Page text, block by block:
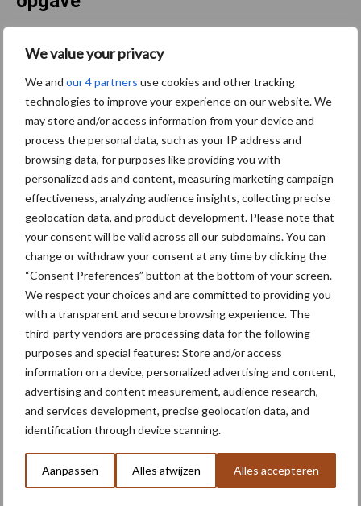
We value your privacy
We and our 4 partners use cookies and other tracking
technologies to improve your experience on our website. We
may store and/or access information from your device and
process the personal data, such as your IP address and
browsing data, for purposes like providing you with
personalized ads and content, measuring marketing campaign
effectiveness, analyzing audience insights, collecting precise
geolocation data, and product development. Please note that
your consent will be valid across all our subdomains. You can
change or withdraw your consent at any time by clicking the
“Consent Preferences” button at the bottom of your screen.
We respect your choices and are committed to providing you
with a transparent and secure browsing experience. The
third-party vendors are processing data for the following
purposes and special features: Store and/or access
information on a device, personalized advertising and content,
advertising and content measurement, audience research,
and services development, precise geolocation data, and
identification through device scanning.
Aanpassen Alles afwijzen Alles accepteren
LTO: Blijf aandringen op
herbeoordeling negatieve
beschikkingen eco-regeling
2025
Gecombineerde opgave
2026: dit zijn de
belangrijkste
aandachtspunten
Gecombineerde opgave
2026: aangepaste
indiendatum en
landbouwtelling
Themapagina's
Machines Duurzaamheid